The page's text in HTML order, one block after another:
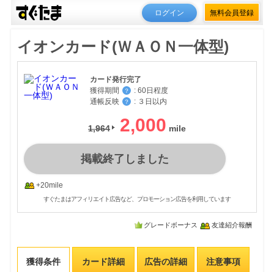
ログイン 無料会員登録
イオンカード(ＷＡＯＮ一体型)
カード発行完了
獲得期間
？ : 60日程度
通帳反映
？ : ３日以内
1,964 2,000
掲載終了しました
+20mile
すぐたまはアフィリエイト広告など、プロモーション広告を利用しています
グレードボーナス 友達紹介報酬
獲得条件 カード詳細 広告の詳細 注意事項